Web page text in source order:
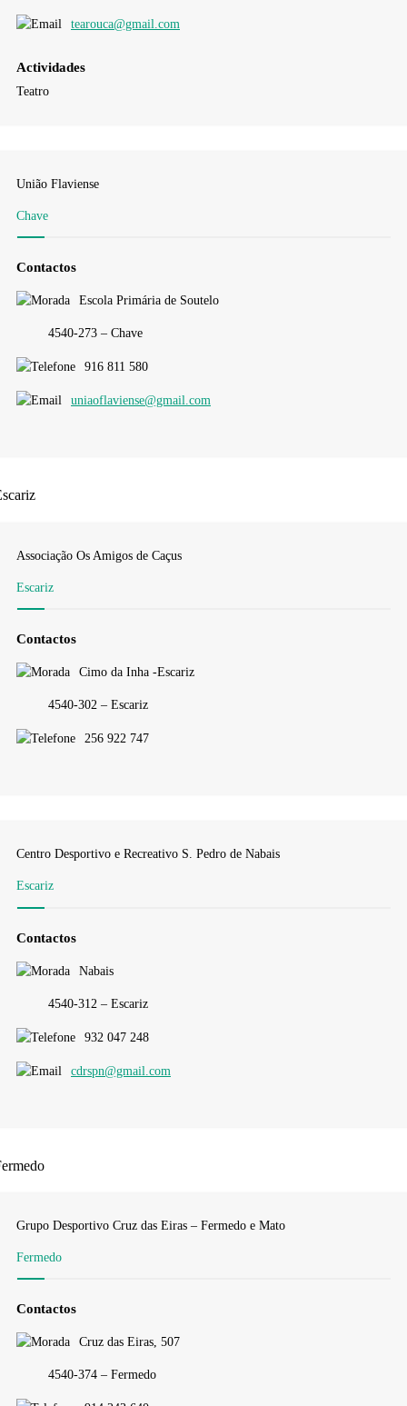
tearouca@gmail.com
Actividades
Teatro
União Flaviense
Chave
Contactos
Escola Primária de Soutelo
4540-273 – Chave
916 811 580
uniaoflaviense@gmail.com
Associação Os Amigos de Caçus
Escariz
Contactos
Cimo da Inha -Escariz
4540-302 – Escariz
256 922 747
Centro Desportivo e Recreativo S. Pedro de Nabais
Escariz
Contactos
Nabais
4540-312 – Escariz
932 047 248
cdrspn@gmail.com
Grupo Desportivo Cruz das Eiras – Fermedo e Mato
Fermedo
Contactos
Cruz das Eiras, 507
4540-374 – Fermedo